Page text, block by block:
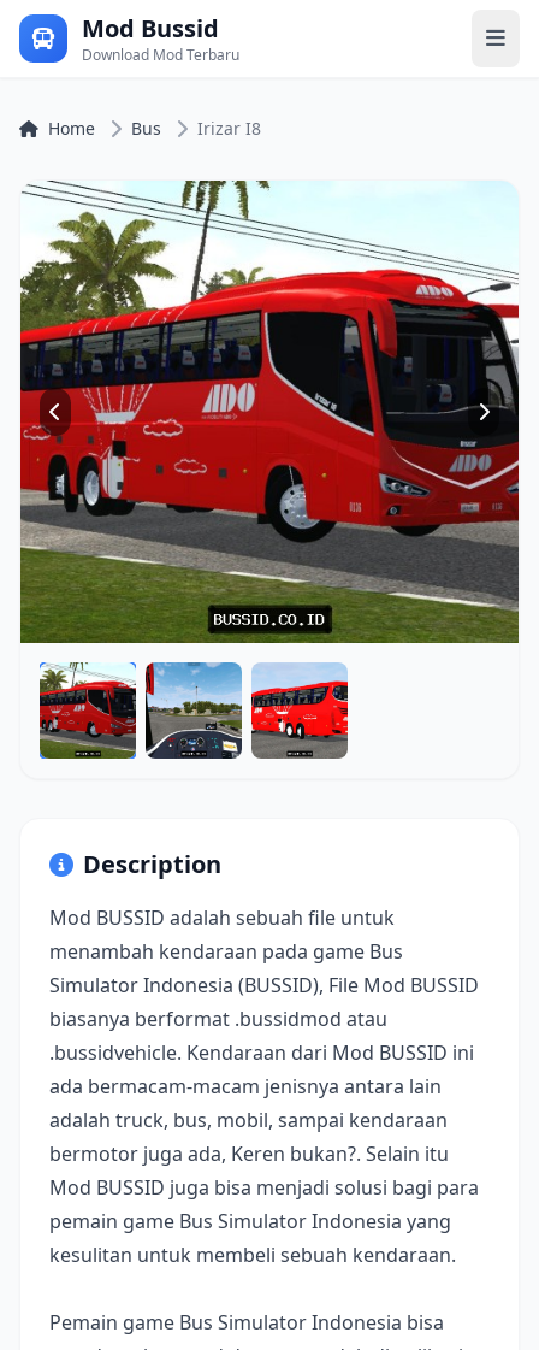
Mod Bussid
Download Mod Terbaru
Home Bus Irizar I8
Description
Mod BUSSID adalah sebuah file untuk
menambah kendaraan pada game Bus
Simulator Indonesia (BUSSID), File Mod BUSSID
biasanya berformat .bussidmod atau
.bussidvehicle. Kendaraan dari Mod BUSSID ini
ada bermacam-macam jenisnya antara lain
adalah truck, bus, mobil, sampai kendaraan
bermotor juga ada, Keren bukan?. Selain itu
Mod BUSSID juga bisa menjadi solusi bagi para
pemain game Bus Simulator Indonesia yang
kesulitan untuk membeli sebuah kendaraan.
Pemain game Bus Simulator Indonesia bisa